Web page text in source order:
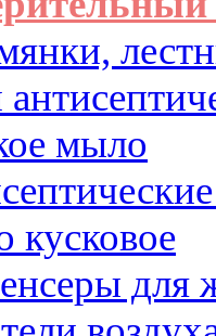
мыло
для